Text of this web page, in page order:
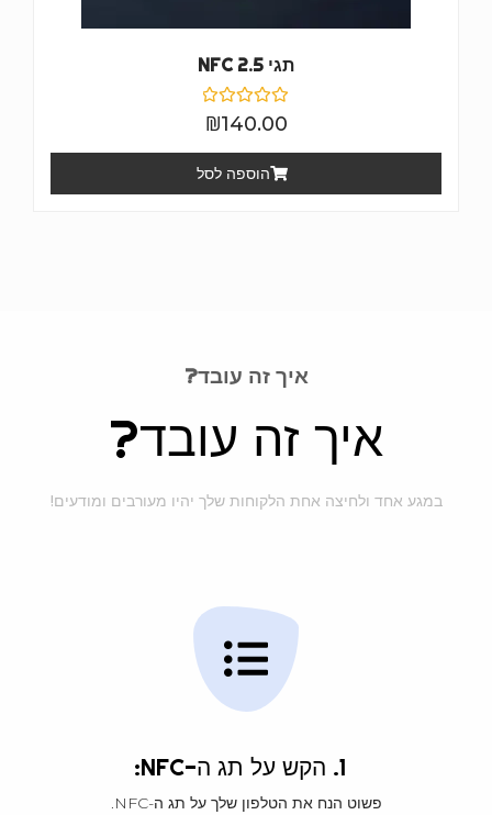
תגי NFC 2.5
דורג
0
5
₪140.00
הוספה לסל
איך זה עובד?
איך זה עובד?
במגע אחד ולחיצה אחת הלקוחות שלך יהיו מעורבים ומודעים!
1. הקש על תג ה-NFC:
פשוט הנח את הטלפון שלך על תג ה-NFC.